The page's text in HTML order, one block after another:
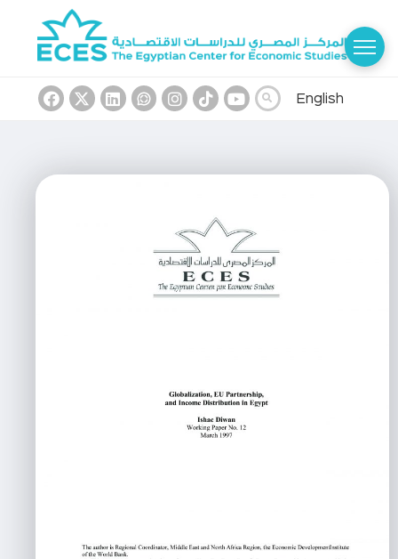
English